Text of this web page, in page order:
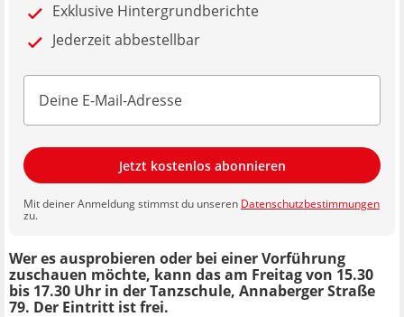
Exklusive Hintergrundberichte
Jederzeit abbestellbar
Jetzt kostenlos abonnieren
Mit deiner Anmeldung stimmst du unseren Datenschutzbestimmungen
zu.
Wer es ausprobieren oder bei einer Vorführung
zuschauen möchte, kann das am Freitag von 15.30
bis 17.30 Uhr in der Tanzschule, Annaberger Straße
79. Der Eintritt ist frei.